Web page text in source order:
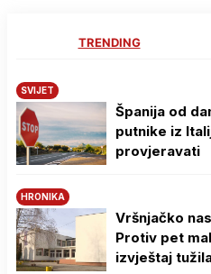
TRENDING
SVIJET
Španija od
putnike iz
provjeravati
HRONIKA
Vršnjačko
Protiv pet
izvještaj